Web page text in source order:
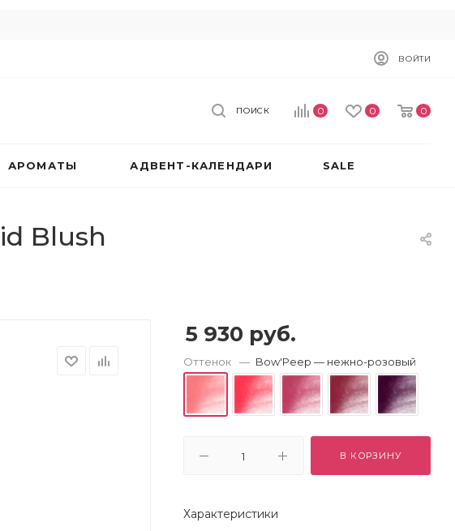
ВОЙТИ
0 0 0
ПОИСК
АРОМАТЫ АДВЕНТ-КАЛЕНДАРИ SALE
Blush
5 930 руб.
Оттенок — Bow'Peep — нежно-розовый
В КОРЗИНУ
Характеристики